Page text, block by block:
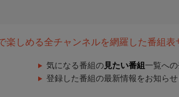
楽しめる全チャンネルを網羅した番組表
気になる番組の 見たい番組 一覧へ
登録した番組の最新情報をお知ら